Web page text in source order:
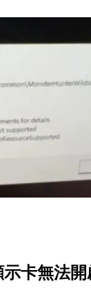
示卡無法